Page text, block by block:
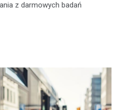
z darmowych badań